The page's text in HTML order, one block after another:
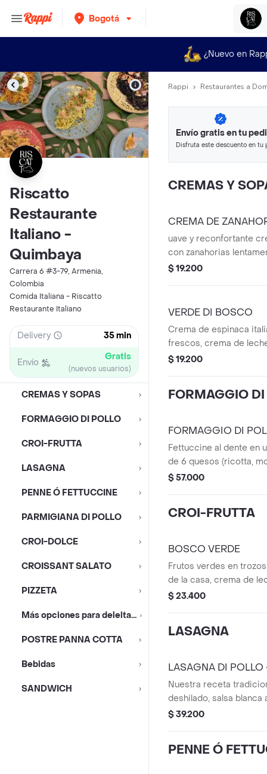
Bogotá
¿Nuevo en
Riscatto
Restaurante
Italiano -
Quimbaya
Carrera 6 #3-79, Armenia,
Colombia
Comida Italiana - Riscatto
Restaurante Italiano
Delivery 35 min
Envío Gratis
(nuevos usuarios)
CREMAS Y SOPAS
FORMAGGIO DI POLLO
CROI-FRUTTA
LASAGNA
PENNE Ó FETTUCCINE
PARMIGIANA DI POLLO
CROI-DOLCE
CROISSANT SALATO
PIZZETA
Más opciones para deleitar tú día.......
POSTRE PANNA COTTA
Bebidas
SANDWICH
Rappi Restaurantes a
Envío gratis en tu
Disfruta este descuento en tu
CREMAS Y
CREMA DE
uave y reconfortante
con zanahorias
resaltar su dulzura
parmesano auténtico,
elegancia italiana.
$ 19.200
VERDE DI BOSCO
Crema de espinaca
frescos, crema de
parmesano
$ 19.200
FORMAGGIO
FORMAGGIO DI
Fettuccine al dente en
de 6 quesos (ricotta,
provolone, blanco y
contraste perfecto de
bebida de cortesía.
$ 57.000
CROI-FRUTTA
BOSCO VERDE
Frutos verdes en
de la casa, crema de
té hatsu-
$ 23.400
LASAGNA
LASAGNA DI POLLO
Nuestra receta
deshilado, salsa blanca
boloñesa de la casa,
pan baguette, postre y
cortesía. El cierre
$ 39.200
PENNE Ó